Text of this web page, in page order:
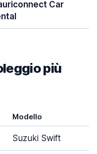
Car
più
Modello
Suzuki Swift